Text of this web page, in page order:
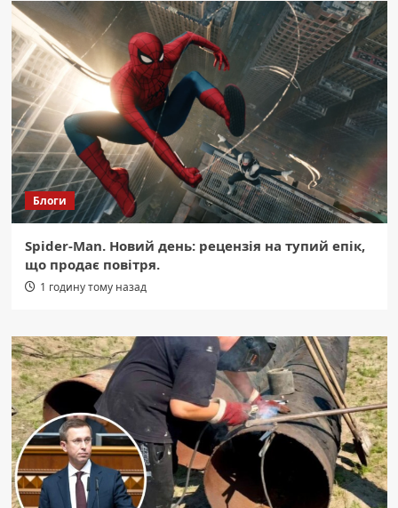
Блоги
Spider-Man. Новий день: рецензія на тупий епік,
що продає повітря.
1 годину тому назад